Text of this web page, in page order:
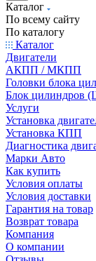
Каталог
По всему сайту
По каталогу
Каталог
Двигатели
АКПП / МКПП
Головки блока
Блок цилиндров
Услуги
Установка
Установка КПП
Диагностика
Марки Авто
Как купить
Условия оплаты
Условия доставки
Гарантия на товар
Возврат товара
Компания
О компании